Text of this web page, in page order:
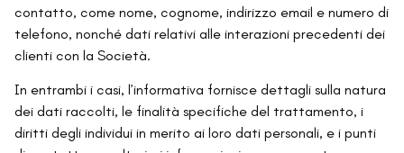
contatto, come nome, cognome, indirizzo email e numero di
telefono, nonché dati relativi alle interazioni precedenti dei
clienti con la Società.
In entrambi i casi, l’informativa fornisce dettagli sulla natura
dei dati raccolti, le finalità specifiche del trattamento, i
diritti degli individui in merito ai loro dati personali, e i punti